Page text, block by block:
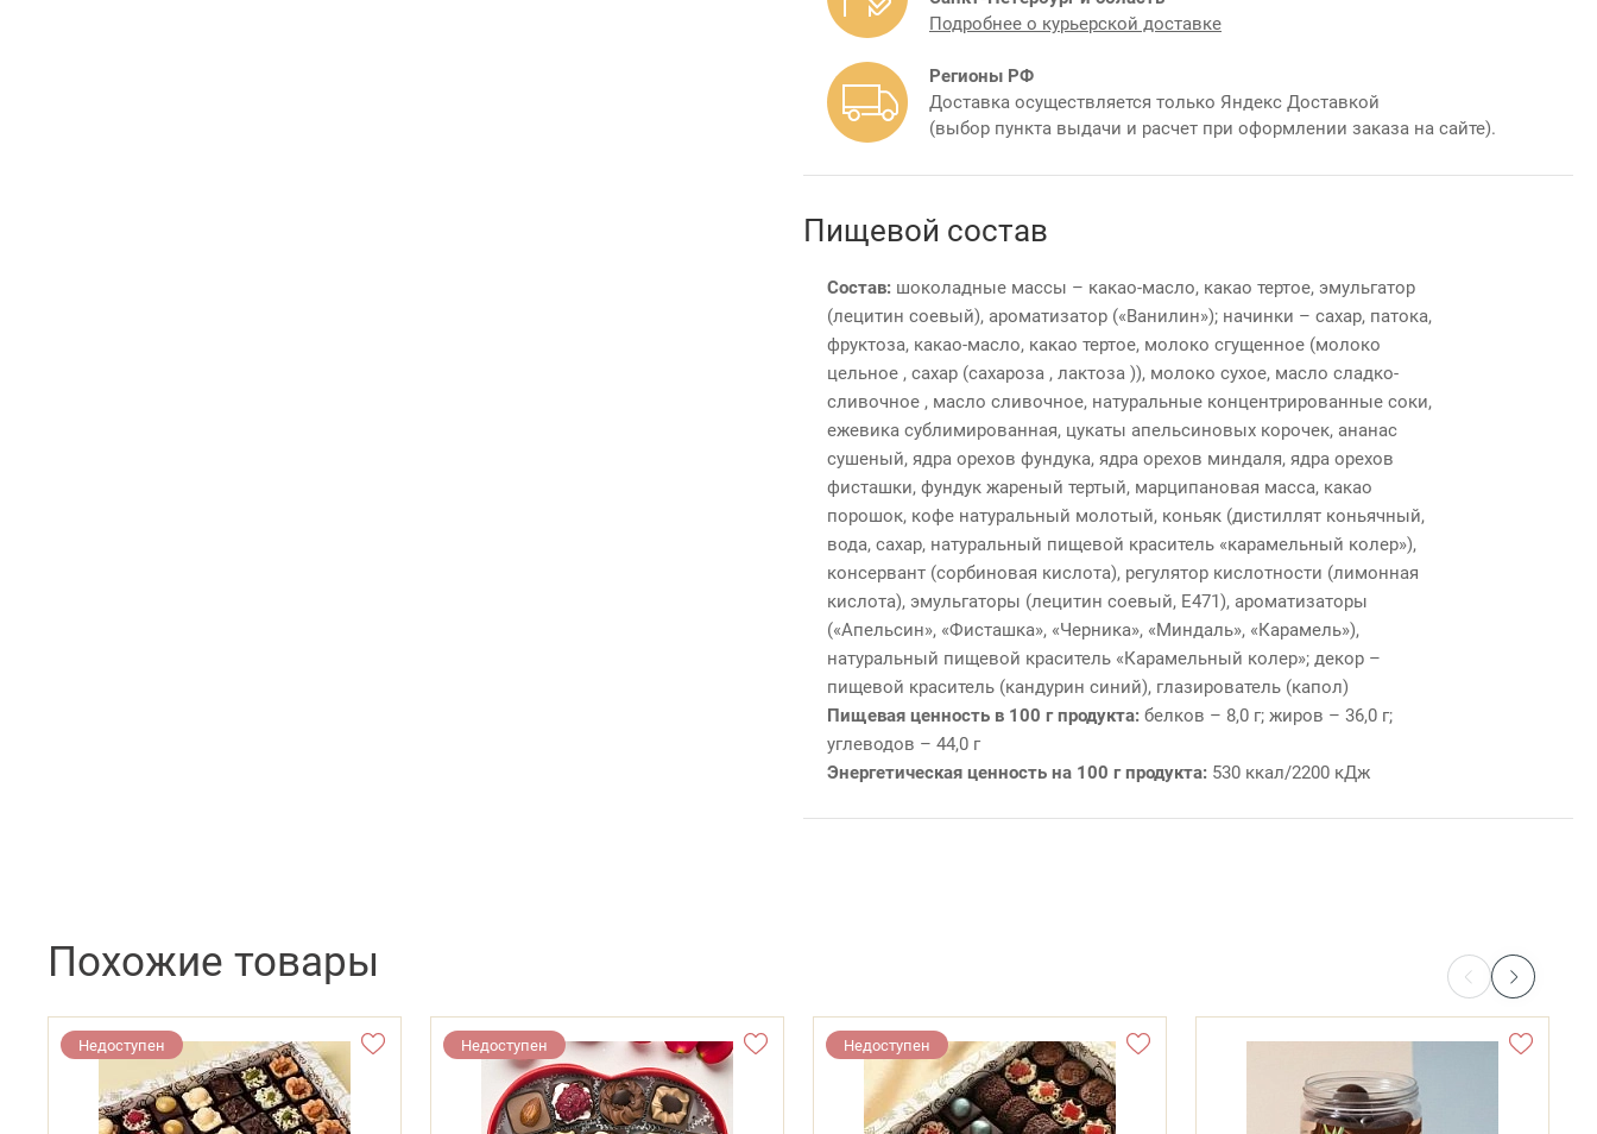
Подробнее о курьерской доставке
Регионы РФ
Доставка осуществляется только Яндекс Доставкой
(выбор пункта выдачи и расчет при оформлении заказа на сайте).
Пищевой состав
Состав: шоколадные массы – какао-масло, какао тертое, эмульгатор
(лецитин соевый), ароматизатор («Ванилин»); начинки – сахар, патока,
фруктоза, какао-масло, какао тертое, молоко сгущенное (молоко
цельное , сахар (сахароза , лактоза )), молоко сухое, масло сладко-
сливочное , масло сливочное, натуральные концентрированные соки,
ежевика сублимированная, цукаты апельсиновых корочек, ананас
сушеный, ядра орехов фундука, ядра орехов миндаля, ядра орехов
фисташки, фундук жареный тертый, марципановая масса, какао
порошок, кофе натуральный молотый, коньяк (дистиллят коньячный,
вода, сахар, натуральный пищевой краситель «карамельный колер»),
консервант (сорбиновая кислота), регулятор кислотности (лимонная
кислота), эмульгаторы (лецитин соевый, Е471), ароматизаторы
(«Апельсин», «Фисташка», «Черника», «Миндаль», «Карамель»),
натуральный пищевой краситель «Карамельный колер»; декор –
пищевой краситель (кандурин синий), глазирователь (капол)
Пищевая ценность в 100 г продукта: белков – 8,0 г; жиров – 36,0 г;
углеводов – 44,0 г
Энергетическая ценность на 100 г продукта: 530 ккал/2200 кДж
Похожие товары
Недоступен Недоступен Недоступен